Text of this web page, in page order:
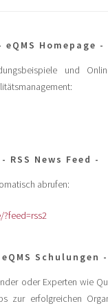
eQMS Homepage
und
RSS News Feed
abrufen:
eQMS Schulungen
oder Experten wie
zur erfolgreichen